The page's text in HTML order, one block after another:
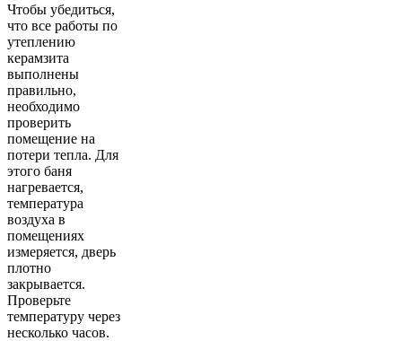
Чтобы убедиться,
что все работы по
утеплению
керамзита
выполнены
правильно,
необходимо
проверить
помещение на
потери тепла. Для
этого баня
нагревается,
температура
воздуха в
помещениях
измеряется, дверь
плотно
закрывается.
Проверьте
температуру через
несколько часов.